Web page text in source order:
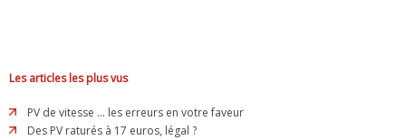
Les articles les plus vus
PV de vitesse ... les erreurs en votre faveur
Des PV raturés à 17 euros, légal ?